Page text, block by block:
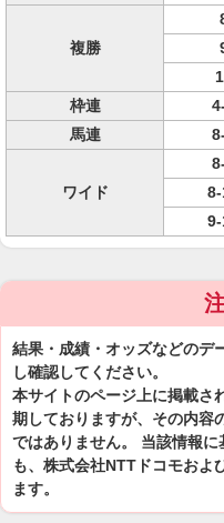
複勝
枠連
馬連
ワイド
結果・成績・オッズなどのデ
し確認してください。
本サイトのページ上に掲載さ
期しておりますが、その内容
ではありません。 当該情報
も、株式会社NTTドコモおよ
ます。